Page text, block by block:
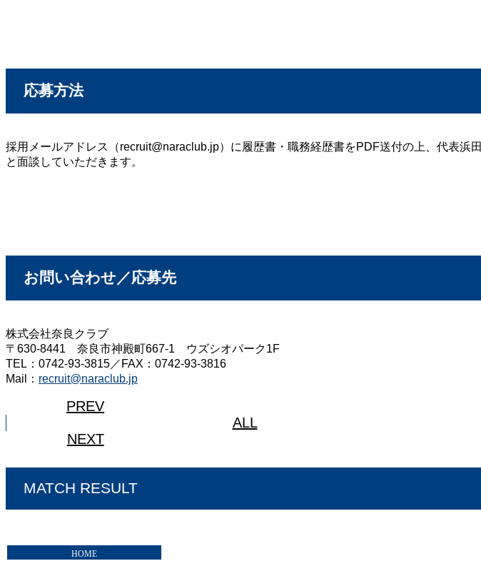
応募方法
採用メールアドレス（recruit@naraclub.jp）に履歴書・職務経歴書をPDF送付の上、代表浜田
と面談していただきます。
お問い合わせ／応募先
株式会社奈良クラブ
〒630-8441 奈良市神殿町667-1 ウズシオパーク1F
TEL：0742-93-3815／FAX：0742-93-3816
Mail： recruit@naraclub.jp
PREV
ALL
NEXT
MATCH RESULT